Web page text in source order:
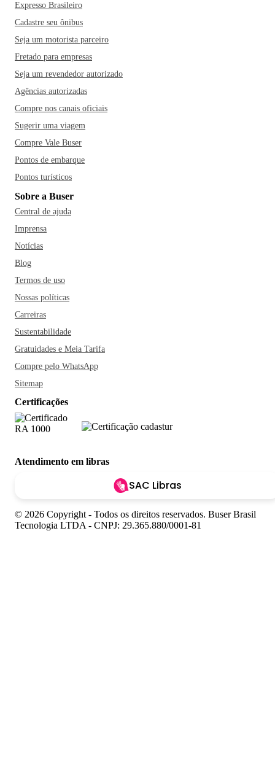
Expresso Brasileiro
Cadastre seu ônibus
Seja um motorista parceiro
Fretado para empresas
Seja um revendedor autorizado
Agências autorizadas
Compre nos canais oficiais
Sugerir uma viagem
Compre Vale Buser
Pontos de embarque
Pontos turísticos
Sobre a Buser
Central de ajuda
Imprensa
Notícias
Blog
Termos de uso
Nossas políticas
Carreiras
Sustentabilidade
Gratuidades e Meia Tarifa
Compre pelo WhatsApp
Sitemap
Certificações
Atendimento em libras
SAC Libras
© 2026 Copyright - Todos os direitos reservados. Buser Brasil
Tecnologia LTDA - CNPJ: 29.365.880/0001-81